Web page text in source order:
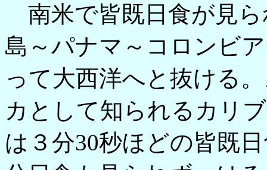
南米で皆既日食が見
島～パナマ～コロンビ
って大西洋へと抜ける
カとして知られるカリ
は３分30秒ほどの皆既